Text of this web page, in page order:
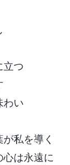
つ
い
私を導く
は永遠に